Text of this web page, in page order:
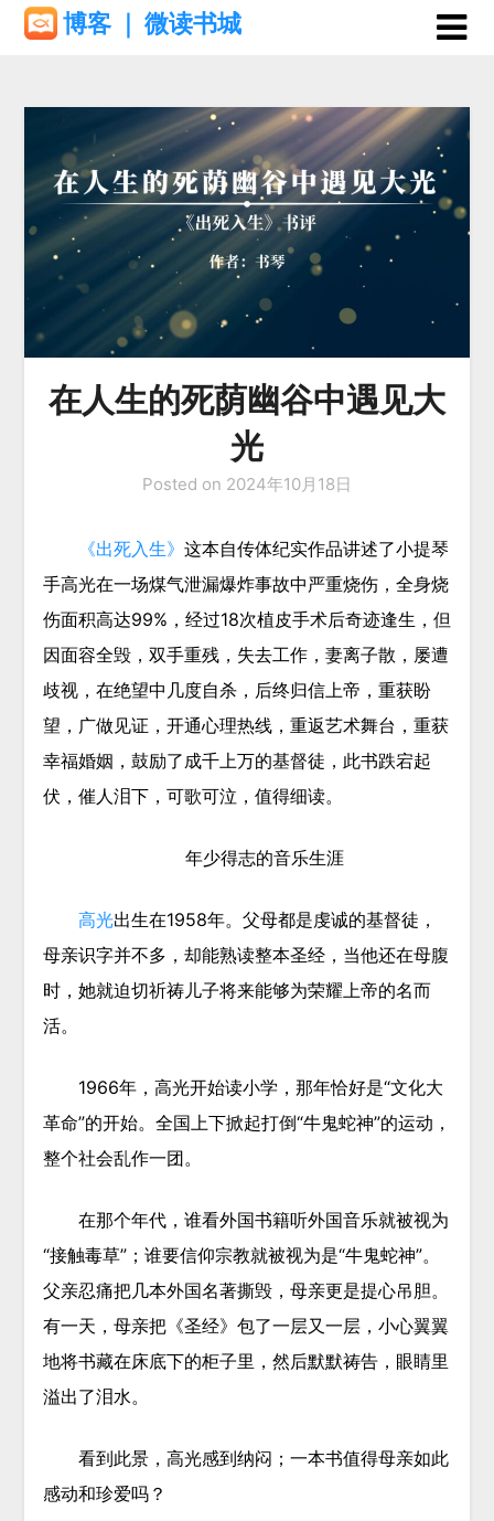
Skip
博客 ｜ 微读书城
在人生的死荫幽谷中遇见大
光
Posted on 2024年10月18日
《出死入生》 这本自传体纪实作品讲述了小提琴
手高光在一场煤气泄漏爆炸事故中严重烧伤，全身烧
伤面积高达99%，经过18次植皮手术后奇迹逢生，但
因面容全毁，双手重残，失去工作，妻离子散，屡遭
歧视，在绝望中几度自杀，后终归信上帝，重获盼
望，广做见证，开通心理热线，重返艺术舞台，重获
幸福婚姻，鼓励了成千上万的基督徒，此书跌宕起
伏，催人泪下，可歌可泣，值得细读。
年少得志的音乐生涯
高光出生在1958年。父母都是虔诚的基督徒，
母亲识字并不多，却能熟读整本圣经，当他还在母腹
时，她就迫切祈祷儿子将来能够为荣耀上帝的名而
活。
1966年，高光开始读小学，那年恰好是“文化大
革命”的开始。全国上下掀起打倒“牛鬼蛇神”的运动，
整个社会乱作一团。
在那个年代，谁看外国书籍听外国音乐就被视为
“接触毒草”；谁要信仰宗教就被视为是“牛鬼蛇神”。
父亲忍痛把几本外国名著撕毁，母亲更是提心吊胆。
有一天，母亲把《圣经》包了一层又一层，小心翼翼
地将书藏在床底下的柜子里，然后默默祷告，眼睛里
溢出了泪水。
看到此景，高光感到纳闷；一本书值得母亲如此
感动和珍爱吗？